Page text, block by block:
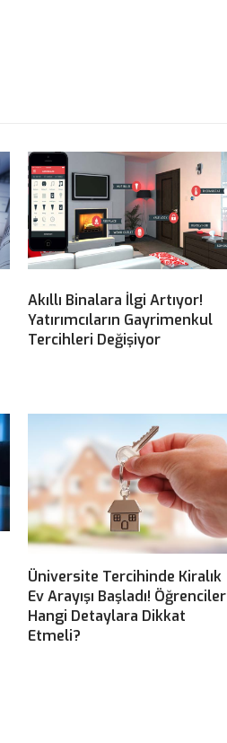
Akıllı Binalara İlgi Artıyor!
Yatırımcıların Gayrimenkul
Tercihleri Değişiyor
Üniversite Tercihinde Kiralık
Ev Arayışı Başladı! Öğrenciler
Hangi Detaylara Dikkat
Etmeli?